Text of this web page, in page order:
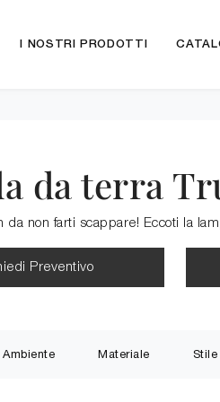
I NOSTRI PRODOTTI
da terra
da non farti scappare! Eccoti la
Preventivo
Ambiente Materiale Stile